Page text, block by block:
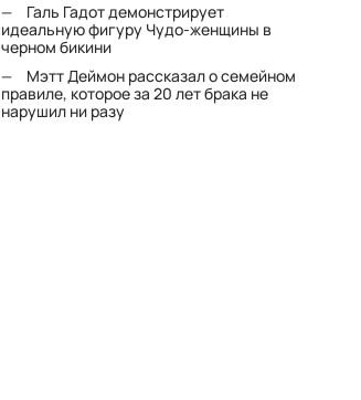
Галь Гадот демонстрирует
идеальную фигуру Чудо-женщины в
черном бикини
Мэтт Деймон рассказал о семейном
правиле, которое за 20 лет брака не
нарушил ни разу